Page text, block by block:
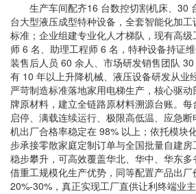
生产车间配齐16 台数控切割机床、30
台大型液压成型特种设备，全套智能化加
标准；企业组建专业化人才梯队，现有高
师 6 名、助理工程师 6 名，特种设备持证
装售后人员 60 余人、市场研发销售团队
有 10 年以上升降机械、液压设备研发从业
严苛制造标准落地家用电梯生产，核心驱
牌原材料，建立全链路原材料溯源台账。
启停、满载连续运行、极限高低温、应急
机出厂合格率稳定在 98% 以上；依托模块
步承接零散家庭定制订单与全国批量自建
稳步攀升，可高效覆盖华北、华中、华东
借重工规模化生产优势，同等配置产品出
20%-30%，真正实现工厂直供让利终端业主